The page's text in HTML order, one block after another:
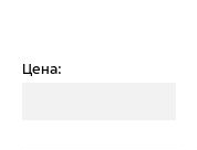
Цена: